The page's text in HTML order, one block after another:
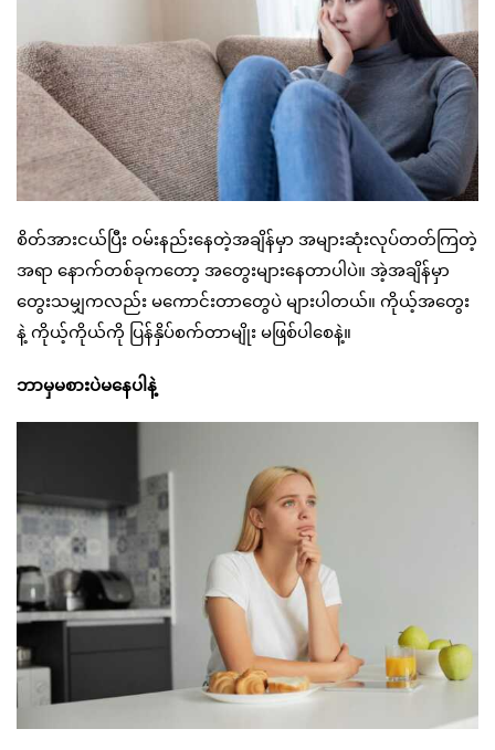
စိတ်အားငယ်ပြီး ဝမ်းနည်းနေတဲ့အချိန်မှာ အများဆုံးလုပ်တတ်ကြတဲ့
အရာ နောက်တစ်ခုကတော့ အတွေးများနေတာပါပဲ။ အဲ့အချိန်မှာ
တွေးသမျှကလည်း မကောင်းတာတွေပဲ များပါတယ်။ ကိုယ့်အတွေး
နဲ့ ကိုယ့်ကိုယ်ကို ပြန်နှိပ်စက်တာမျိုး မဖြစ်ပါစေနဲ့။
ဘာမှမစားပဲမနေပါနဲ့